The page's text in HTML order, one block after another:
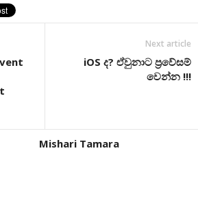
Next article
iOS ද? ඒවුනාට ප්‍රවේසම්
වෙන්න !!!
Mishari Tamara